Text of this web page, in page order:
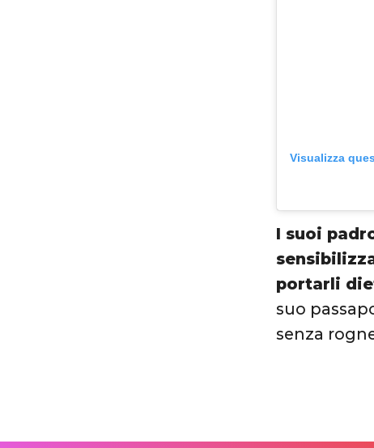
Visualizza
I suoi
portarli
suo
senza